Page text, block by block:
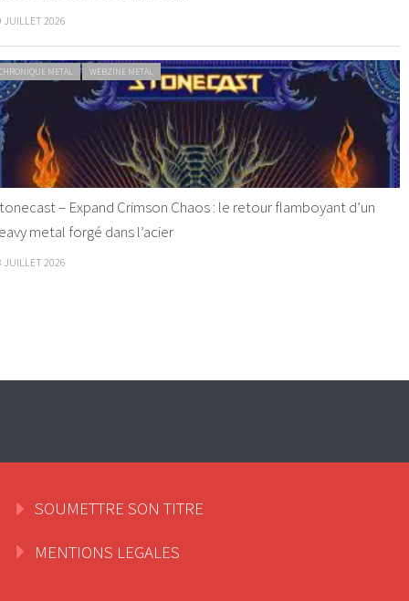
JUILLET 2026
METAL WEBZINE METAL
– Expand Crimson Chaos : le retour flamboyant d’un
metal forgé dans l’acier
JUILLET 2026
SOUMETTRE SON TITRE
MENTIONS LEGALES